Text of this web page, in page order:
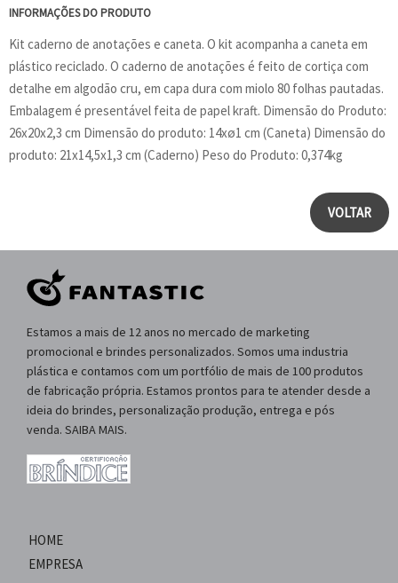
INFORMAÇÕES DO PRODUTO
Kit caderno de anotações e caneta. O kit acompanha a caneta em
plástico reciclado. O caderno de anotações é feito de cortiça com
detalhe em algodão cru, em capa dura com miolo 80 folhas pautadas.
Embalagem é presentável feita de papel kraft. Dimensão do Produto:
26x20x2,3 cm Dimensão do produto: 14xø1 cm (Caneta) Dimensão do
produto: 21x14,5x1,3 cm (Caderno) Peso do Produto: 0,374kg
VOLTAR
Estamos a mais de 12 anos no mercado de marketing
promocional e brindes personalizados. Somos uma industria
plástica e contamos com um portfólio de mais de 100 produtos
de fabricação própria. Estamos prontos para te atender desde a
ideia do brindes, personalização produção, entrega e pós
venda. SAIBA MAIS.
HOME
EMPRESA